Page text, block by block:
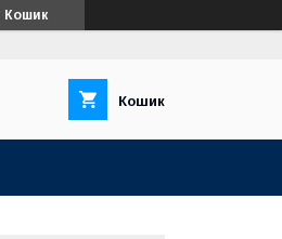
Кошик
Кошик